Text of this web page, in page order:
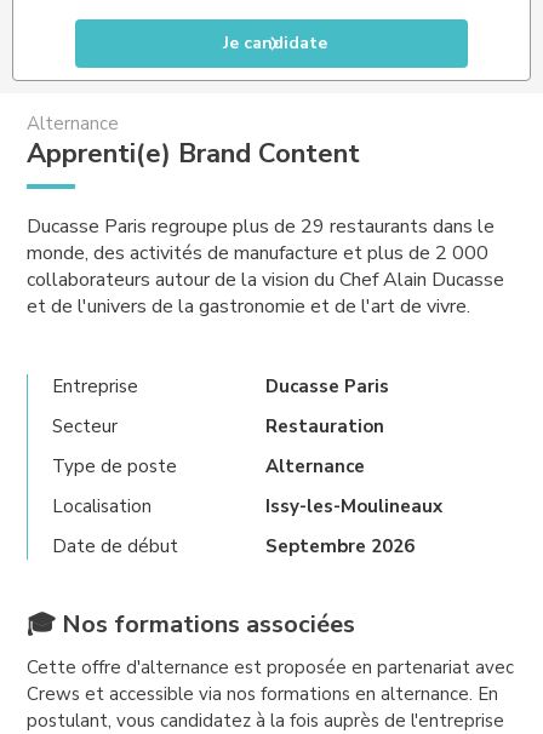
Je candidate
Alternance
Apprenti(e) Brand Content
Ducasse Paris regroupe plus de 29 restaurants dans le
monde, des activités de manufacture et plus de 2 000
collaborateurs autour de la vision du Chef Alain Ducasse
et de l'univers de la gastronomie et de l'art de vivre.
Entreprise
Ducasse Paris
Secteur
Restauration
Type de poste
Alternance
Localisation
Issy-les-Moulineaux
Date de début
Septembre 2026
🎓 Nos formations associées
Cette offre d'alternance est proposée en partenariat avec
Crews et accessible via nos formations en alternance. En
postulant, vous candidatez à la fois auprès de l'entreprise